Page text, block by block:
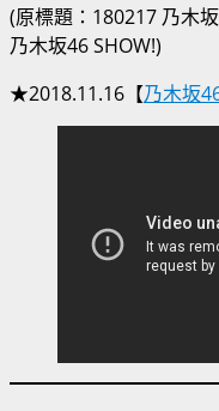
(原標題：180217 乃木
乃木坂46 SHOW!)
★2018.11.16【乃木坂